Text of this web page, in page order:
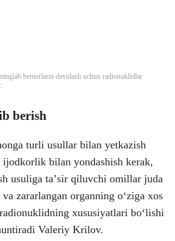
bemorlarni davolash uchun radionuklidlar
berish
turli usullar bilan yetkazish
ijodkorlik bilan yondashish kerak,
usuliga taʼsir qiluvchi omillar juda
zararlangan organning oʻziga xos
xususiyatlari boʻlishi
Valeriy Krilov.